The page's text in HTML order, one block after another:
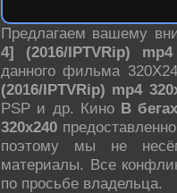
Предлагаем вашему
4] (2016/IPTVRip)
данного фильма
(2016/IPTVRip) mp4
PSP и др. Кино В
320х240
поэтому мы не
материалы. Все
по просьбе владельца.